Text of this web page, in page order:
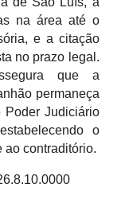
na área até o
e a citação
no prazo legal.
que a
permaneça
Poder Judiciário
o
ao contraditório.